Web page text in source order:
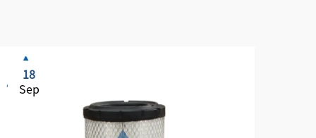
18
Sep